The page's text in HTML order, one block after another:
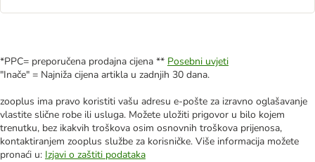
*PPC= preporučena prodajna cijena ** Posebni uvjeti
"Inače" = Najniža cijena artikla u zadnjih 30 dana.
zooplus ima pravo koristiti vašu adresu e-pošte za izravno oglašavanje
vlastite slične robe ili usluga. Možete uložiti prigovor u bilo kojem
trenutku, bez ikakvih troškova osim osnovnih troškova prijenosa,
kontaktiranjem zooplus službe za korisničke. Više informacija možete
pronaći u: Izjavi o zaštiti podataka